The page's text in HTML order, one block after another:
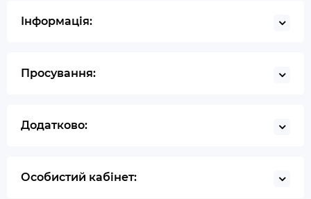
Інформація:
Просування:
Додатково:
Особистий кабінет: